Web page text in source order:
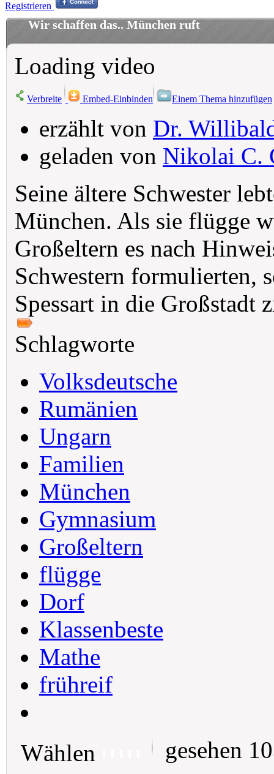
Registrieren
Wir schaffen das.. München ruft
Loading video
Verbreite Embed-Einbinden Einem Thema hinzufügen
erzählt von Dr.
geladen von Nikolai C.
Seine ältere Schwester
München. Als sie flügge
Großeltern es nach
Schwestern formulierten,
Spessart in die Großstadt
Schlagworte
Volksdeutsche
Rumänien
Ungarn
Familien
München
Gymnasium
Großeltern
flügge
Dorf
Klassenbeste
Mathe
frühreif
Wählen
gesehen